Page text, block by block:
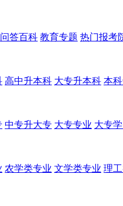
问答百科 教育专题 热门报考
高中升本科 大专升本科 本
中专升大专 大专专业 大专
农学类专业 文学类专业 理